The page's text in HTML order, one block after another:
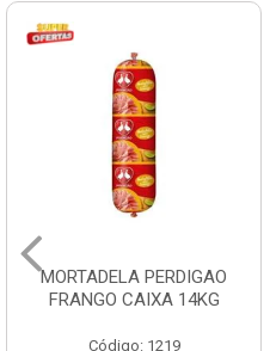
SALSICHA HOT DOG
PERDIGAO CX 20KG
Código: 1225